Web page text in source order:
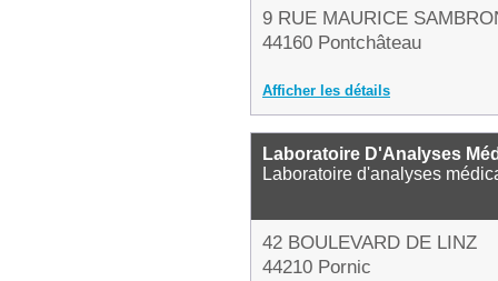
9 RUE MAURICE
44160 Pontchâteau
Afficher les détails
Laboratoire D'Analyses
Laboratoire d'analyses
42 BOULEVARD DE LINZ
44210 Pornic